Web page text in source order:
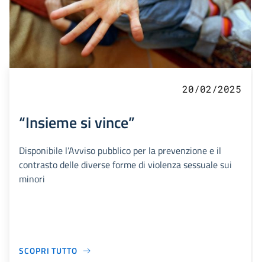
20/02/2025
“Insieme si vince”
Disponibile l’Avviso pubblico per la prevenzione e il
contrasto delle diverse forme di violenza sessuale sui
minori
SCOPRI TUTTO